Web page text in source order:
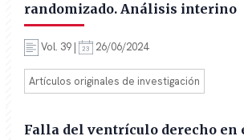
randomizado. Análisis interino
Vol. 39 | 26/06/2024
Artículos originales de investigación
Falla del ventrículo derecho en